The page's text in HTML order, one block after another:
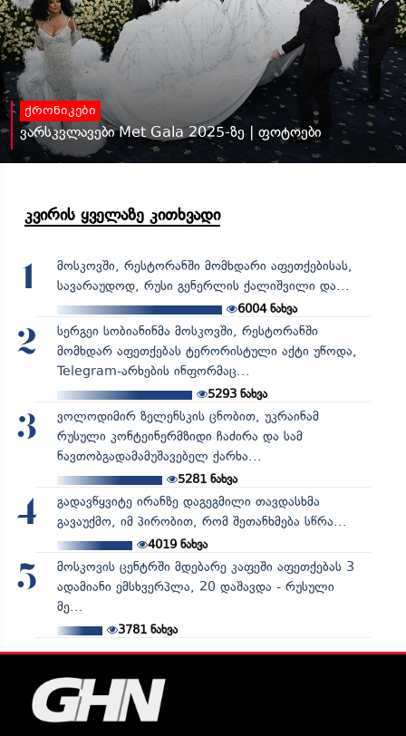
ქრონიკები
ვარსკვლავები Met Gala 2025-ზე | ფოტოები
კვირის ყველაზე კითხვადი
1
მოსკოვში, რესტორანში მომხდარი აფეთქებისას,
სავარაუდოდ, რუსი გენერლის ქალიშვილი და...
6004ნახვა
2
სერგეი სობიანინმა მოსკოვში, რესტორანში
მომხდარ აფეთქებას ტერორისტული აქტი უწოდა,
Telegram-არხების ინფორმაც...
5293ნახვა
3
ვოლოდიმირ ზელენსკის ცნობით, უკრაინამ
რუსული კონტეინერმზიდი ჩაძირა და სამ
ნავთობგადამამუშავებელ ქარხა...
5281ნახვა
4
გადავწყვიტე ირანზე დაგეგმილი თავდასხმა
გავაუქმო, იმ პირობით, რომ შეთანხმება სწრა...
4019ნახვა
5
მოსკოვის ცენტრში მდებარე კაფეში აფეთქებას 3
ადამიანი ემსხვერპლა, 20 დაშავდა - რუსული
მე...
3781ნახვა